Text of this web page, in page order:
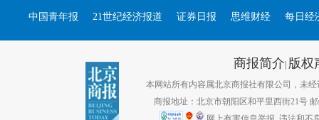
中国青年报 21世纪经济报道 证券日报 思维财经 每日经
商报简介| 版权
本网站所有内容属北京商报社有限公司，未经
商报地址：北京市朝阳区和平里西街21号
网上有害信息举报 违法和不